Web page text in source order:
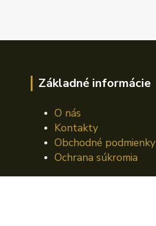
Základné informácie
O nás
Kontakty
Obchodné podmienky
Ochrana súkromia